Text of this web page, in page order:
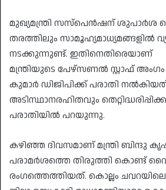
മുഖ്യമന്ത്രി സസ്പെൻഷന് ശുപാർശ
തരത്തിലും സാമൂഹ്യമാധ്യമങ്ങളിൽ
നടക്കുന്നുണ്ട്. ഇതിനെതിരെയാണ്
മന്ത്രിയുടെ പേഴ്സണൽ സ്റ്റാഫ് അംഗം
കുമാർ ഡിജിപിക്ക് പരാതി
അടിസ്ഥാനരഹിതവും
പരാതിയിൽ പറയുന്നു.
കഴിഞ്ഞ ദിവസമാണ് മന്ത്രി
പരാമര്‍ശത്തെ തിരുത്തി കൊണ്ട്
രംഗത്തെത്തിയത്. കൊല്ലം